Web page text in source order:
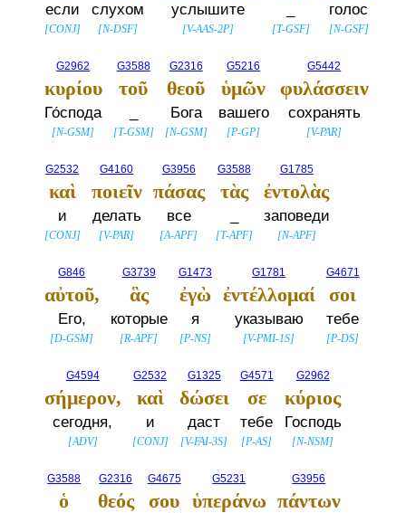
если
[CONJ]
слухом
[N-DSF]
услышите
[V-AAS-2P] [T-GSF]
голос
[N-GSF]
G2962
κυρίου
Го́спода
[N-GSM]
G3588
τοῦ
[T-GSM]
G2316
θεοῦ
Бога
[N-GSM]
G5216
ὑμῶν
вашего
[P-GP]
G5442
φυλάσσειν
сохранять
[V-PAR]
G2532
καὶ
и
[CONJ]
G4160
ποιεῖν
делать
[V-PAR]
G3956
πάσας
все
[A-APF]
G3588
τὰς
[T-APF]
G1785
ἐντολὰς
заповеди
[N-APF]
G846
αὐτοῦ,
Его,
[D-GSM]
G3739
ἃς
которые
[R-APF]
G1473
ἐγὼ
я
[P-NS]
G1781
ἐντέλλομαί
указываю
[V-PMI-1S]
G4671
σοι
тебе
[P-DS]
G4594
σήμερον,
сегодня,
[ADV]
G2532
καὶ
и
[CONJ]
G1325
δώσει
даст
[V-FAI-3S]
G4571
σε
тебе
[P-AS]
G2962
κύριος
Господь
[N-NSM]
G3588
ὁ
G2316
θεός
G4675
σου
G5231
ὑπεράνω
G3956
πάντων